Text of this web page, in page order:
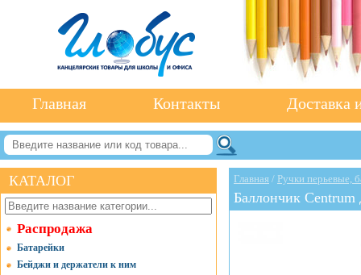
Главная Контакты Доставка
КАТАЛОГ
Распродажа
Батарейки
Бейджи и держатели к ним
Главная / Ручки перьевые,
Баллончик